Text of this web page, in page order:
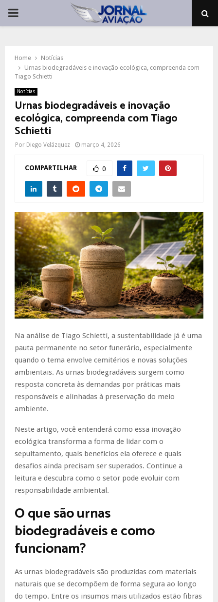
PRIMARY
Home
Notícias
Urnas biodegradáveis e inovação ecológica, compreenda com
Tiago Schietti
Notícias
Urnas biodegradáveis e inovação
ecológica, compreenda com Tiago
Schietti
Por Diego Velázquez março 4, 2026
COMPARTILHAR 0
Na análise de Tiago Schietti, a sustentabilidade já é uma
pauta permanente no setor funerário, especialmente
quando o tema envolve cemitérios e novas soluções
ambientais. As urnas biodegradáveis surgem como
resposta concreta às demandas por práticas mais
responsáveis e alinhadas à preservação do meio
ambiente.
Neste artigo, você entenderá como essa inovação
ecológica transforma a forma de lidar com o
sepultamento, quais benefícios ela oferece e quais
desafios ainda precisam ser superados. Continue a
leitura e descubra como o setor pode evoluir com
responsabilidade ambiental.
O que são urnas
biodegradáveis e como
funcionam?
As urnas biodegradáveis são produzidas com materiais
naturais que se decompõem de forma segura ao longo
do tempo. Entre os insumos mais utilizados estão fibras